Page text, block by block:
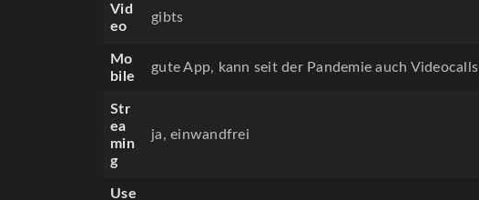
Vid
eo
gibts
Mo
bile
gute App, kann seit der Pandemie auch Videocalls
Str
ea
min
g
ja, einwandfrei
Use